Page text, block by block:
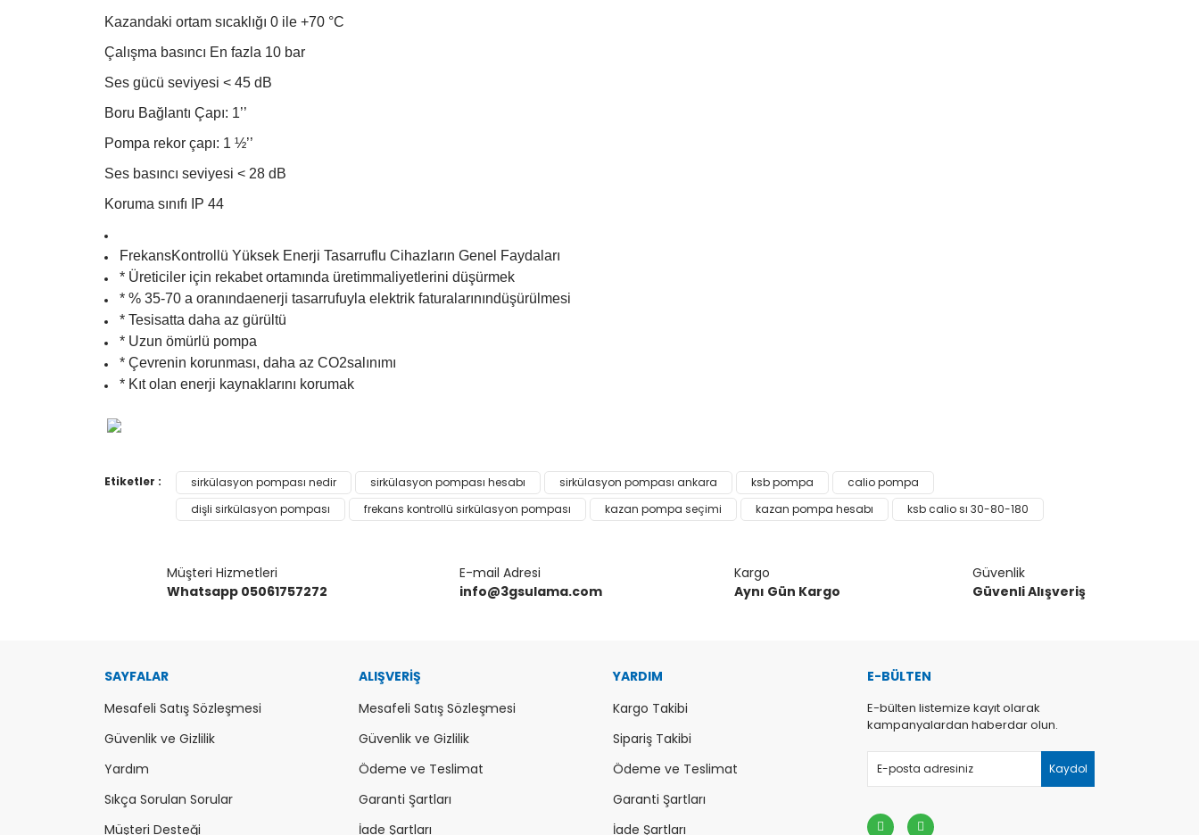
Kazandaki ortam sıcaklığı 0 ile +70 °C
Çalışma basıncı En fazla 10 bar
Ses gücü seviyesi < 45 dB
Boru Bağlantı Çapı: 1’’
Pompa rekor çapı: 1 ½’’
Ses basıncı seviyesi < 28 dB
Koruma sınıfı IP 44
FrekansKontrollü Yüksek Enerji Tasarruflu Cihazların Genel Faydaları
* Üreticiler için rekabet ortamında üretimmaliyetlerini düşürmek
* % 35-70 a oranındaenerji tasarrufuyla elektrik faturalarınındüşürülmesi
* Tesisatta daha az gürültü
* Uzun ömürlü pompa
* Çevrenin korunması, daha az CO2salınımı
* Kıt olan enerji kaynaklarını korumak
Bu ürüne ilk yorumu siz yapın!
Bu ürünün fiyat bilgisi, resim, ürün açıklamalarında ve diğer konularda yetersiz gördüğünüz noktaları öneri formunu kullanarak tarafımıza iletebilirsiniz.
Görüş ve önerileriniz için teşekkür ederiz.
Ürün açıklamasında eksik bilgiler bulunuyor.
Ürün bilgilerinde hatalar bulunuyor.
Etiketler : sirkülasyon pompası nedir sirkülasyon pompası hesabı sirkülasyon pompası ankara ksb pompa
calio pompa
dişli sirkülasyon pompası
frekans kontrollü sirkülasyon pompası kazan pompa seçimi kazan pompa hesabı ksb calio sı 30-80-180
Müşteri Hizmetleri
Whatsapp 05061757272
E-mail Adresi
info@3gsulama.com
Kargo
Aynı Gün Kargo
Güvenlik
Güvenli Alışveriş
SAYFALAR
Mesafeli Satış Sözleşmesi
Güvenlik ve Gizlilik
Yardım
Sıkça Sorulan Sorular
Müşteri Desteği
ALIŞVERİŞ
Mesafeli Satış Sözleşmesi
Güvenlik ve Gizlilik
Ödeme ve Teslimat
Garanti Şartları
İade Şartları
YARDIM
Kargo Takibi
Sipariş Takibi
Ödeme ve Teslimat
Garanti Şartları
İade Şartları
E-BÜLTEN
E-bülten listemize kayıt olarak
kampanyalardan haberdar olun.
Kaydol